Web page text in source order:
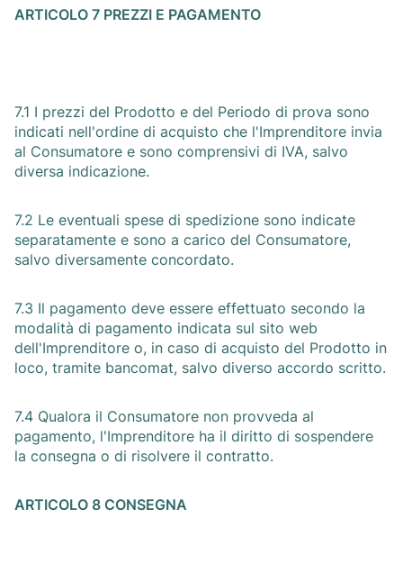
ARTICOLO 7 PREZZI E PAGAMENTO
7.1 I prezzi del Prodotto e del Periodo di prova sono
indicati nell'ordine di acquisto che l'Imprenditore invia
al Consumatore e sono comprensivi di IVA, salvo
diversa indicazione.
7.2 Le eventuali spese di spedizione sono indicate
separatamente e sono a carico del Consumatore,
salvo diversamente concordato.
7.3 Il pagamento deve essere effettuato secondo la
modalità di pagamento indicata sul sito web
dell'Imprenditore o, in caso di acquisto del Prodotto in
loco, tramite bancomat, salvo diverso accordo scritto.
7.4 Qualora il Consumatore non provveda al
pagamento, l'Imprenditore ha il diritto di sospendere
la consegna o di risolvere il contratto.
ARTICOLO 8 CONSEGNA